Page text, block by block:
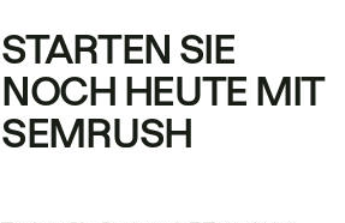
STARTEN SIE
NOCH HEUTE MIT
SEMRUSH